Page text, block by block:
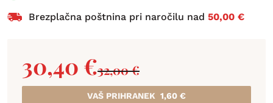
Brezplačna poštnina pri naročilu nad 50,00 €
32,00€
30,40 €
VAŠ PRIHRANEK 1,60 €